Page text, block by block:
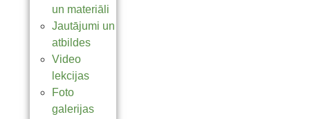
un materiāli
Jautājumi un
atbildes
Video
lekcijas
Foto
galerijas